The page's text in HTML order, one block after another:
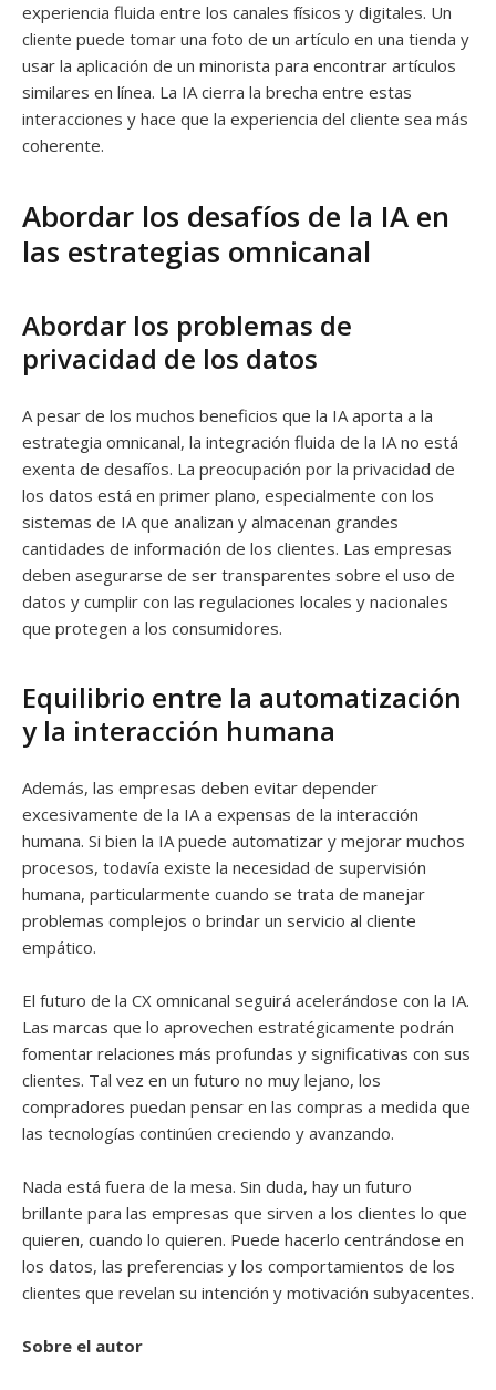
experiencia fluida entre los canales físicos y digitales. Un
cliente puede tomar una foto de un artículo en una tienda y
usar la aplicación de un minorista para encontrar artículos
similares en línea. La IA cierra la brecha entre estas
interacciones y hace que la experiencia del cliente sea más
coherente.
Abordar los desafíos de la IA en
las estrategias omnicanal
Abordar los problemas de
privacidad de los datos
A pesar de los muchos beneficios que la IA aporta a la
estrategia omnicanal, la integración fluida de la IA no está
exenta de desafíos. La preocupación por la privacidad de
los datos está en primer plano, especialmente con los
sistemas de IA que analizan y almacenan grandes
cantidades de información de los clientes. Las empresas
deben asegurarse de ser transparentes sobre el uso de
datos y cumplir con las regulaciones locales y nacionales
que protegen a los consumidores.
Equilibrio entre la automatización
y la interacción humana
Además, las empresas deben evitar depender
excesivamente de la IA a expensas de la interacción
humana. Si bien la IA puede automatizar y mejorar muchos
procesos, todavía existe la necesidad de supervisión
humana, particularmente cuando se trata de manejar
problemas complejos o brindar un servicio al cliente
empático.
El futuro de la CX omnicanal seguirá acelerándose con la IA.
Las marcas que lo aprovechen estratégicamente podrán
fomentar relaciones más profundas y significativas con sus
clientes. Tal vez en un futuro no muy lejano, los
compradores puedan pensar en las compras a medida que
las tecnologías continúen creciendo y avanzando.
Nada está fuera de la mesa. Sin duda, hay un futuro
brillante para las empresas que sirven a los clientes lo que
quieren, cuando lo quieren. Puede hacerlo centrándose en
los datos, las preferencias y los comportamientos de los
clientes que revelan su intención y motivación subyacentes.
Sobre el autor